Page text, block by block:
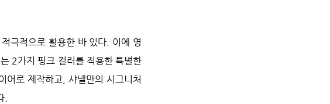
극적으로 활용한 바 있다. 이에 영
2가지 핑크 컬러를 적용한 특별한
로 제작하고, 샤넬만의 시그니처
.